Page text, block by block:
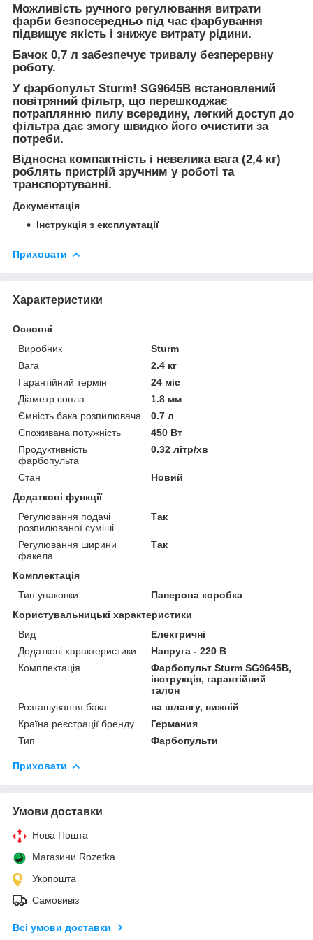
Можливість ручного регулювання витрати
фарби безпосередньо під час фарбування
підвищує якість і знижує витрату рідини.
Бачок 0,7 л забезпечує тривалу безперервну
роботу.
У фарбопульт Sturm! SG9645B встановлений
повітряний фільтр, що перешкоджає
потраплянню пилу всередину, легкий доступ до
фільтра дає змогу швидко його очистити за
потреби.
Відносна компактність і невелика вага (2,4 кг)
роблять пристрій зручним у роботі та
транспортуванні.
Документація
Інструкція з експлуатації
Приховати
Характеристики
Основні
Виробник
Sturm
Вага
2.4 кг
Гарантійний термін
24 міс
Діаметр сопла
1.8 мм
Ємність бака розпилювача
0.7 л
Споживана потужність
450 Вт
Продуктивність
фарбопульта
0.32 літр/хв
Стан
Новий
Додаткові функції
Регулювання подачі
розпилюваної суміші
Так
Регулювання ширини
факела
Так
Комплектація
Тип упаковки
Паперова коробка
Користувальницькі характеристики
Вид
Електричні
Додаткові характеристики
Напруга - 220 В
Комплектація
Фарбопульт Sturm SG9645B,
інструкція, гарантійний
талон
Розташування бака
на шлангу, нижній
Країна реєстрації бренду
Германия
Тип
Фарбопульти
Приховати
Умови доставки
Нова Пошта
Магазини Rozetka
Укрпошта
Самовивіз
Всі умови доставки